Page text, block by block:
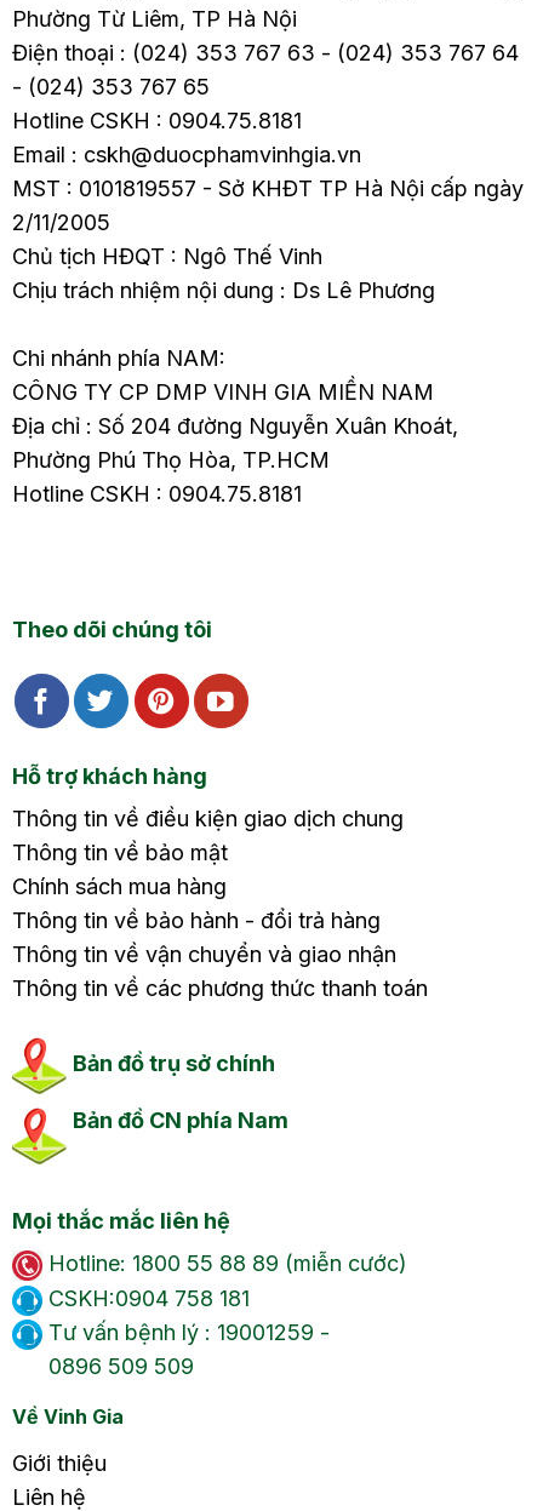
Phường Từ Liêm, TP Hà Nội
Điện thoại : (024) 353 767 63 - (024) 353 767 64
- (024) 353 767 65
Hotline CSKH : 0904.75.8181
Email : cskh@duocphamvinhgia.vn
MST : 0101819557 - Sở KHĐT TP Hà Nội cấp ngày
2/11/2005
Chủ tịch HĐQT : Ngô Thế Vinh
Chịu trách nhiệm nội dung : Ds Lê Phương
Chi nhánh phía NAM:
CÔNG TY CP DMP VINH GIA MIỀN NAM
Địa chỉ : Số 204 đường Nguyễn Xuân Khoát,
Phường Phú Thọ Hòa, TP.HCM
Hotline CSKH : 0904.75.8181
Theo dõi chúng tôi
Hỗ trợ khách hàng
Thông tin về điều kiện giao dịch chung
Thông tin về bảo mật
Chính sách mua hàng
Thông tin về bảo hành - đổi trả hàng
Thông tin về vận chuyển và giao nhận
Thông tin về các phương thức thanh toán
Bản đồ trụ sở chính
Bản đồ CN phía Nam
Mọi thắc mắc liên hệ
Hotline: 1800 55 88 89 (miễn cước)
CSKH:0904 758 181
Tư vấn bệnh lý : 19001259 -
0896 509 509
Về Vinh Gia
Giới thiệu
Liên hệ